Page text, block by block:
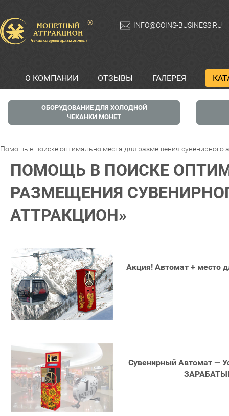
® INFO@COINS-BUSINESS.RU
О КОМПАНИИ ОТЗЫВЫ ГАЛЕРЕЯ
ОБОРУДОВАНИЕ ДЛЯ ХОЛОДНОЙ
ЧЕКАНКИ МОНЕТ
Помощь в поиске оптимально места для размещения сувенирного
ПОМОЩЬ В ПОИСКЕ
РАЗМЕЩЕНИЯ
АТТРАКЦИОН»
Акция! Автомат + место
Сувенирный Автомат —